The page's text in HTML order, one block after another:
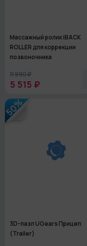
Массажный ролик iBACK
ROLLER для коррекции
позвоночника
11 990 ₽
5 515 ₽
50%
3D-пазл UGears Прицеп
(Trailer)